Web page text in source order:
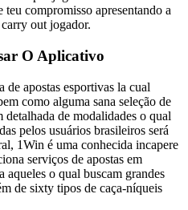
compromisso apresentando a
out jogador.
O Aplicativo
apostas esportivas la cual
como alguma sana seleção de
detalhada de modalidades o qual
pelos usuários brasileiros será
1Win é uma conhecida incapere
serviços de apostas em
aqueles o qual buscam grandes
de sixty tipos de caça-níqueis